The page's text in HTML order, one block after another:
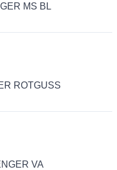
MS BL
ROTGUSS
VA